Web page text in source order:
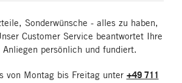
Sonderwünsche - alles zu haben,
Customer Service beantwortet Ihre
Anliegen persönlich und fundiert.
von Montag bis Freitag unter +49 711